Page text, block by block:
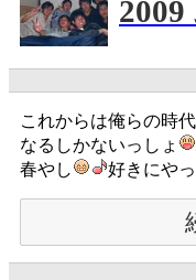
これからは俺らの時代
なるしかないっしょ
春やし
好きにや